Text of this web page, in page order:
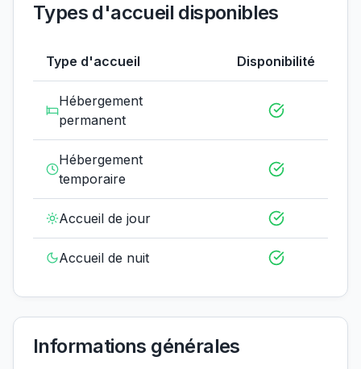
Types d'accueil disponibles
Type d'accueil Disponibilité
Hébergement
permanent
Hébergement
temporaire
Accueil de jour
Accueil de nuit
Informations générales